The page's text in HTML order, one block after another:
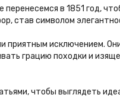
в 1851 год,
став символом
исключением.
грацию походки и
чтобы выглядеть